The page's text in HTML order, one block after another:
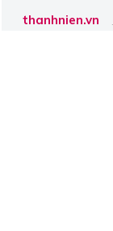
thanhnien.vn